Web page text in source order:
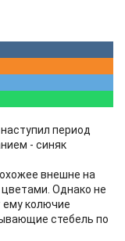
период
- синяк
внешне на
Однако не
колючие
стебель по